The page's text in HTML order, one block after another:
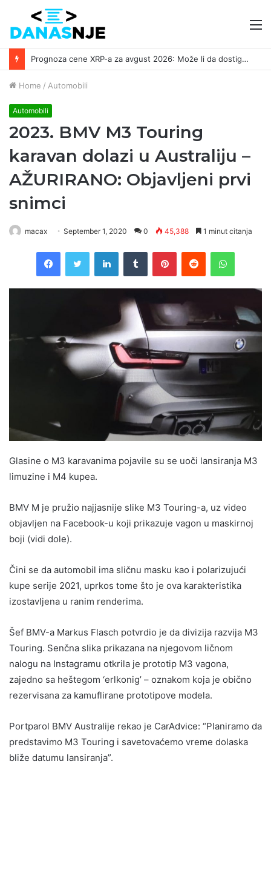
Prognoza cene XRP-a za avgust 2026: Može li da dostigne 1,50 dolara? ￼
Home / Automobili
Automobili
2023. BMV M3 Touring
karavan dolazi u Australiju –
AŽURIRANO: Objavljeni prvi
snimci
macax September 1, 2020 0 45,388 1 minut citanja
FacebookTwitter LinkedInTumblr PinterestReddit
Glasine o M3 karavanima pojavile su se uoči lansiranja M3
limuzine i M4 kupea.
BMV M je pružio najjasnije slike M3 Touring-a, uz video
objavljen na Facebook-u koji prikazuje vagon u maskirnoj
boji (vidi dole).
Čini se da automobil ima sličnu masku kao i polarizujući
kupe serije 2021, uprkos tome što je ova karakteristika
izostavljena u ranim renderima.
Šef BMV-a Markus Flasch potvrdio je da divizija razvija M3
Touring. Senčna slika prikazana na njegovom ličnom
nalogu na Instagramu otkrila je prototip M3 vagona,
zajedno sa heštegom ‘erlkonig’ – oznakom koja je obično
rezervisana za kamuflirane prototipove modela.
Portparol BMV Australije rekao je CarAdvice: “Planiramo da
predstavimo M3 Touring i savetovaćemo vreme dolaska
bliže datumu lansiranja”.